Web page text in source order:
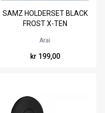
SAMZ HOLDERSET BLACK
FROST X-TEN
Arai
kr 199,00